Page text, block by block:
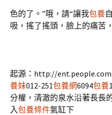
色的了。”哦，請“讓我包養
吸，搖了搖頭，臉上的痛苦
起源：http://
養妹012-251包養網6094包養
分權，清澈的泉水沿著長長
入包養條件氣缸下